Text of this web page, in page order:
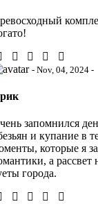
- Nov, 04, 2024 -
запомнился
и купание в
которые я
а
города.